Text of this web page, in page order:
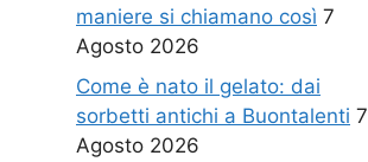
maniere si chiamano così 7
Agosto 2026
Come è nato il gelato: dai
sorbetti antichi a Buontalenti 7
Agosto 2026